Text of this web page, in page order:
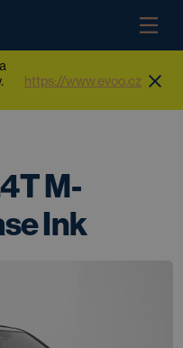
https://www.evoo.cz
M-
Ink